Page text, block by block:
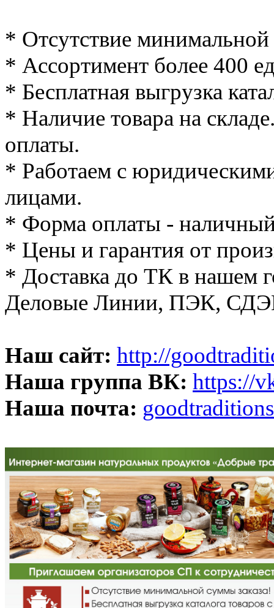
* Отсутствие
* Ассортимент более 400
* Бесплатная выгрузка
* Наличие товара на
оплаты.
* Работаем с
лицами.
* Форма оплаты - наличный
* Цены и гарантия от
* Доставка до ТК в нашем
Деловые Линии, ПЭК,
Наш сайт: http://
Наша группа ВК: https://
Наша почта: